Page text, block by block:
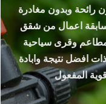
رائحة وبدون مغادرة
اعمال من شقق
وقرى سياحية
افضل نتيجة وابادة
المفعول